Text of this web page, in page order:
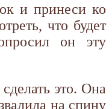
и принеси ко
что будет
он эту
это. Она
на спину